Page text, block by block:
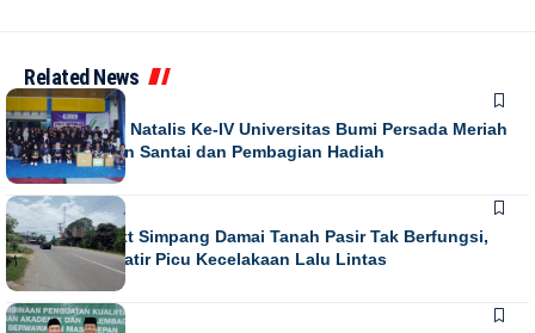
Related News
NEWS
Puncak Dies Natalis Ke-IV Universitas Bumi Persada Meriah
dengan Jalan Santai dan Pembagian Hadiah
NEWS
Running Text Simpang Damai Tanah Pasir Tak Berfungsi,
Warga Khawatir Picu Kecelakaan Lalu Lintas
NEWS